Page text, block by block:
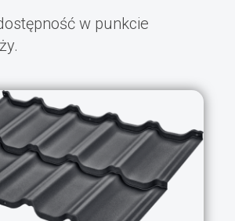
w punkcie